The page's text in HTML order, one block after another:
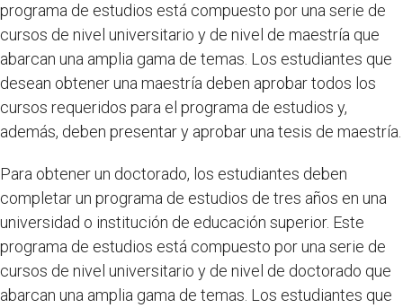
programa de estudios está compuesto por una serie de
cursos de nivel universitario y de nivel de maestría que
abarcan una amplia gama de temas. Los estudiantes que
desean obtener una maestría deben aprobar todos los
cursos requeridos para el programa de estudios y,
además, deben presentar y aprobar una tesis de maestría.
Para obtener un doctorado, los estudiantes deben
completar un programa de estudios de tres años en una
universidad o institución de educación superior. Este
programa de estudios está compuesto por una serie de
cursos de nivel universitario y de nivel de doctorado que
abarcan una amplia gama de temas. Los estudiantes que